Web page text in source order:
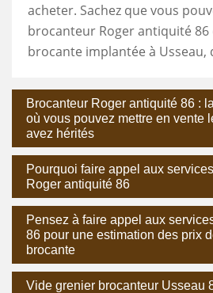
acheter. Sachez que vous
brocanteur Roger antiquité 86
brocante implantée à Usseau,
Brocanteur Roger antiquité 86 :
où vous pouvez mettre en vente
avez hérités
Pourquoi faire appel aux
Roger antiquité 86
Pensez à faire appel aux
86 pour une estimation des prix
brocante
Vide grenier brocanteur Usseau